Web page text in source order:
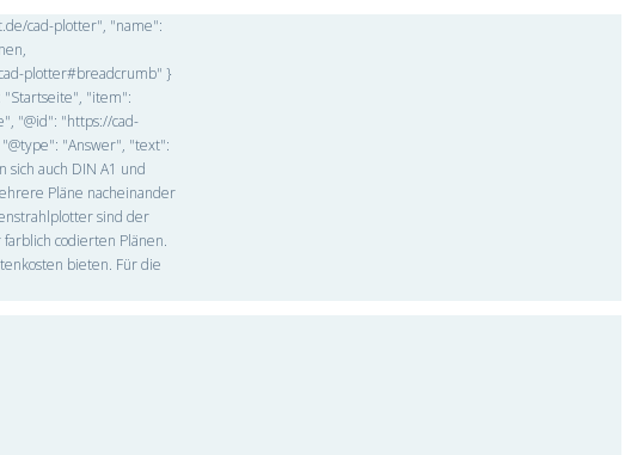
cad-plotter", "name":
plotter#breadcrumb" }
"Startseite", "item":
"@id": "https://cad-
"Answer", "text":
auch DIN A1 und
Pläne nacheinander
sind der
codierten Plänen.
bieten. Für die